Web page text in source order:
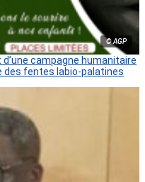
© AGP
campagne humanitaire
des fentes labio-palatines